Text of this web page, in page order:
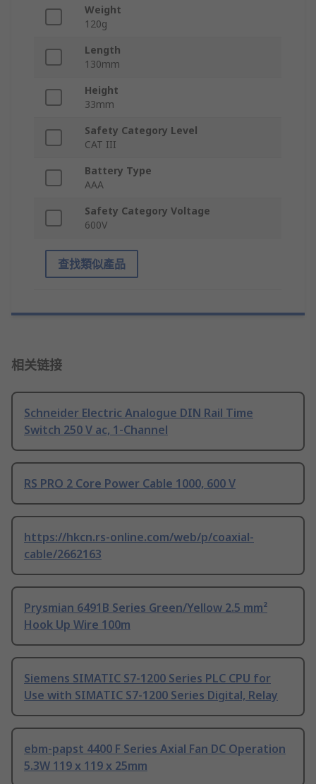
Weight
120g
Length
130mm
Height
33mm
Safety Category Level
CAT III
Battery Type
AAA
Safety Category Voltage
600V
查找類似產品
相关链接
Schneider Electric Analogue DIN Rail Time
Switch 250 V ac, 1-Channel
RS PRO 2 Core Power Cable 1000, 600 V
https://hkcn.rs-online.com/web/p/coaxial-
cable/2662163
Prysmian 6491B Series Green/Yellow 2.5 mm²
Hook Up Wire 100m
Siemens SIMATIC S7-1200 Series PLC CPU for
Use with SIMATIC S7-1200 Series Digital, Relay
ebm-papst 4400 F Series Axial Fan DC Operation
5.3W 119 x 119 x 25mm